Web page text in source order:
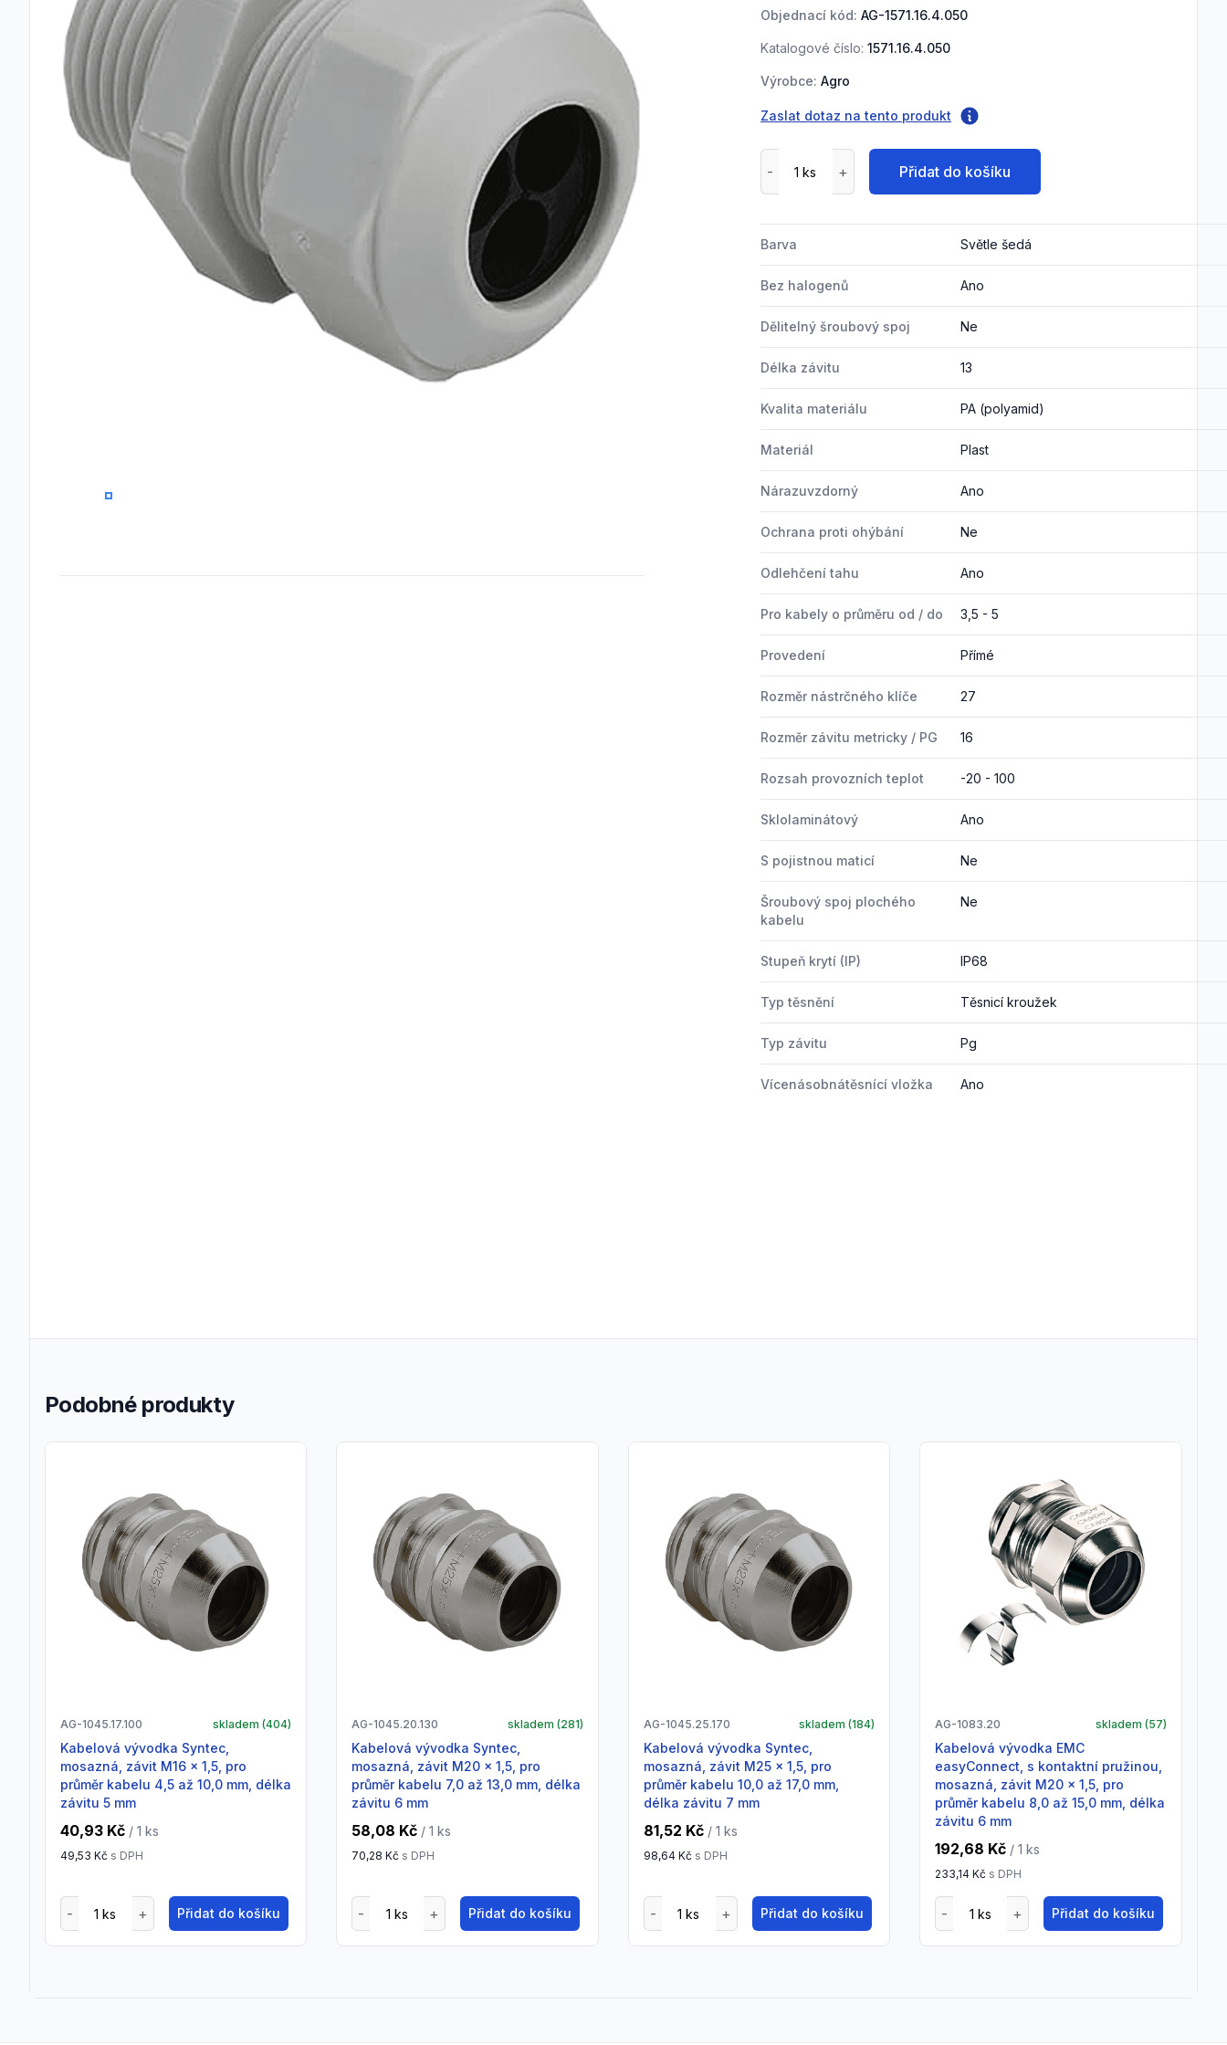
0
Objednací kód: AG-1571.16.4.050
Katalogové číslo: 1571.16.4.050
Výrobce: Agro
Zaslat dotaz na tento produkt
Přidat do košíku
Barva Světle šedá
Bez halogenů Ano
Dělitelný šroubový spoj Ne
Délka závitu 13
Kvalita materiálu PA (polyamid)
Materiál Plast
Nárazuvzdorný Ano
Ochrana proti ohýbání Ne
Odlehčení tahu Ano
Pro kabely o průměru od / do 3,5 - 5
Provedení Přímé
Rozměr nástrčného klíče 27
Rozměr závitu metricky / PG 16
Rozsah provozních teplot -20 - 100
Sklolaminátový Ano
S pojistnou maticí Ne
Šroubový spoj plochého
kabelu
Ne
Stupeň krytí (IP) IP68
Typ těsnění Těsnicí kroužek
Typ závitu Pg
Vícenásobnátěsnící vložka Ano
Podobné produkty
AG-1045.17.100 skladem (404)
Kabelová vývodka Syntec,
mosazná, závit M16 x 1,5, pro
průměr kabelu 4,5 až 10,0 mm, délka
závitu 5 mm
40,93 Kč / 1 ks
49,53 Kč s DPH
Přidat do košíku
AG-1045.20.130 skladem (281)
Kabelová vývodka Syntec,
mosazná, závit M20 x 1,5, pro
průměr kabelu 7,0 až 13,0 mm, délka
závitu 6 mm
58,08 Kč / 1 ks
70,28 Kč s DPH
Přidat do košíku
AG-1045.25.170 skladem (184)
Kabelová vývodka Syntec,
mosazná, závit M25 x 1,5, pro
průměr kabelu 10,0 až 17,0 mm,
délka závitu 7 mm
81,52 Kč / 1 ks
98,64 Kč s DPH
Přidat do košíku
AG-1083.20 skladem (57)
Kabelová vývodka EMC
easyConnect, s kontaktní pružinou,
mosazná, závit M20 x 1,5, pro
průměr kabelu 8,0 až 15,0 mm, délka
závitu 6 mm
192,68 Kč / 1 ks
233,14 Kč s DPH
Přidat do košíku